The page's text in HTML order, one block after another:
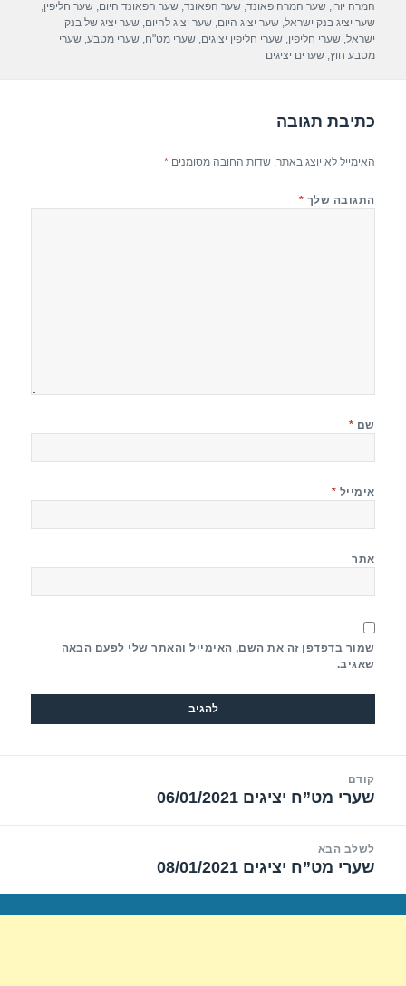
o
o
המרה יורו,שער המרה פאונד,שער הפאונד,שער הפאונד היום,שער חליפין,
שער יציג בנק ישראל,שער יציג היום,שער יציג להיום,שער יציג של בנק
ישראל,שערי חליפין,שערי חליפין יציגים,שערי מט"ח,שערי מטבע,שערי
מטבע חוץ,שערים יציגים
כתיבת תגובה
האימייל לא יוצג באתר. שדות החובה מסומנים*
התגובה שלך *
שם *
אימייל *
אתר
שמור בדפדפן זה את השם, האימייל והאתר שלי לפעם הבאה
שאגיב.
קודם
הפוסט
שערי מט”ח יציגים 06/01/2021
לשלב הבא
הפוסט
שערי מט”ח יציגים 08/01/2021